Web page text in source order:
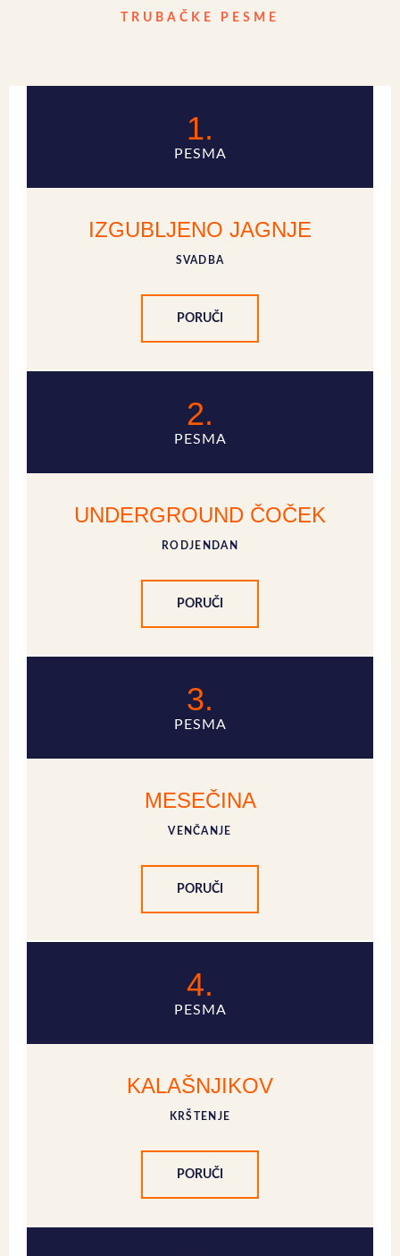
TRUBAČKE PESME
1.
PESMA
IZGUBLJENO JAGNJE
SVADBA
PORUČI
2.
PESMA
UNDERGROUND ČOČEK
RODJENDAN
PORUČI
3.
PESMA
MESEČINA
VENČANJE
PORUČI
4.
PESMA
KALAŠNJIKOV
KRŠTENJE
PORUČI